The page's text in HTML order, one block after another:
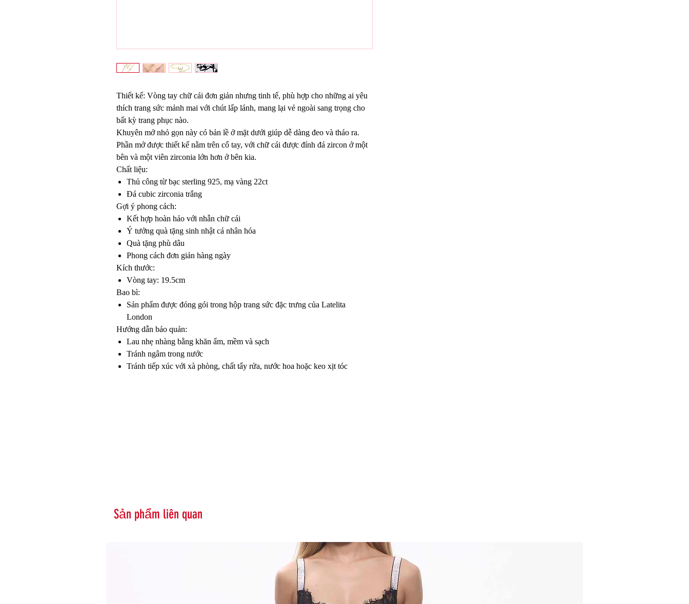
Thiết kế: Vòng tay chữ cái đơn giản nhưng tinh tế, phù hợp cho những ai yêu
thích trang sức mảnh mai với chút lấp lánh, mang lại vẻ ngoài sang trọng cho
bất kỳ trang phục nào.
Khuyên mở nhỏ gọn này có bản lề ở mặt dưới giúp dễ dàng đeo và tháo ra.
Phần mở được thiết kế nằm trên cổ tay, với chữ cái được đính đá zircon ở một
bên và một viên zirconia lớn hơn ở bên kia.
Chất liệu:
Thủ công từ bạc sterling 925, mạ vàng 22ct
Đá cubic zirconia trắng
Gợi ý phong cách:
Kết hợp hoàn hảo với nhẫn chữ cái
Ý tưởng quà tặng sinh nhật cá nhân hóa
Quà tặng phù dâu
Phong cách đơn giản hàng ngày
Kích thước:
Vòng tay: 19.5cm
Bao bì:
Sản phẩm được đóng gói trong hộp trang sức đặc trưng của Latelita
London
Hướng dẫn bảo quản:
Lau nhẹ nhàng bằng khăn ẩm, mềm và sạch
Tránh ngâm trong nước
Tránh tiếp xúc với xà phòng, chất tẩy rửa, nước hoa hoặc keo xịt tóc
Sản phẩm liên quan